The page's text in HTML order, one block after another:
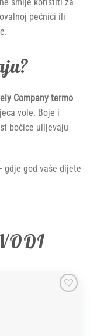
pećnici ili
Company termo
vole. Boje i
bočice ulijevaju
gdje god vaše dijete